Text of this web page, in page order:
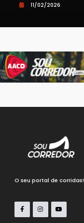
11/02/2026
O seu portal de corridas!